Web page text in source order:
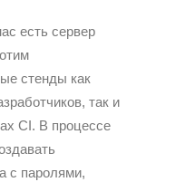
есть сервер
стенды как
так и
CI. В процессе
с паролями,